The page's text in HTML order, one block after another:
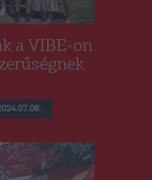
a VIBE-on